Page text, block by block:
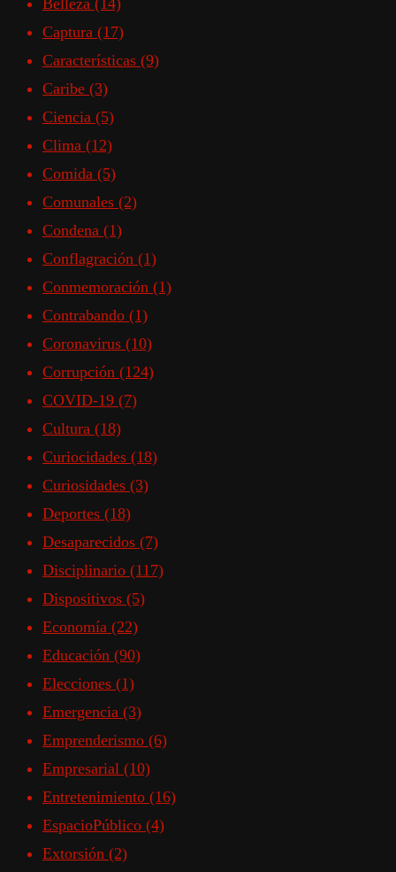
Belleza (14)
Captura (17)
Características (9)
Caribe (3)
Ciencia (5)
Clima (12)
Comida (5)
Comunales (2)
Condena (1)
Conflagración (1)
Conmemoración (1)
Contrabando (1)
Coronavirus (10)
Corrupción (124)
COVID-19 (7)
Cultura (18)
Curiocidades (18)
Curiosidades (3)
Deportes (18)
Desaparecidos (7)
Disciplinario (117)
Dispositivos (5)
Economía (22)
Educación (90)
Elecciones (1)
Emergencia (3)
Emprenderismo (6)
Empresarial (10)
Entretenimiento (16)
EspacioPúblico (4)
Extorsión (2)